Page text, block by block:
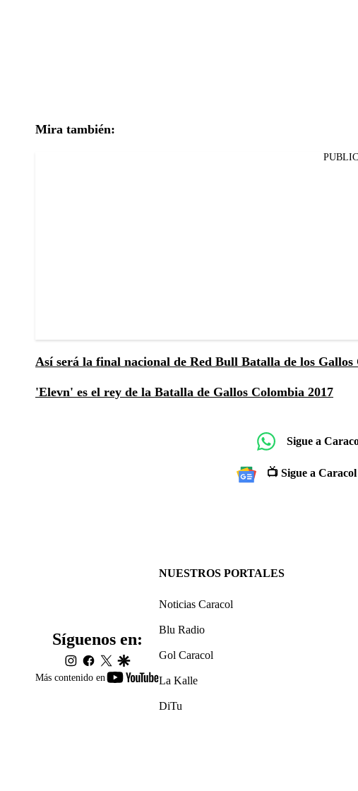
Mira también:
Así será la final nacional de Red Bull Batalla de los Gallos
'Elevn' es el rey de la Batalla de Gallos Colombia 2017
Sigue a
📺 Sigue a
Más contenido en
youtube-
Síguenos en:
instagram
facebook
twittergoogle
NUESTROS PORTALES
Noticias Caracol
Blu Radio
Gol Caracol
La Kalle
DiTu